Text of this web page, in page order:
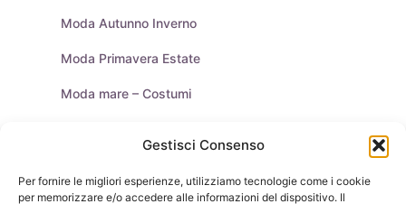
Gestisci Consenso
Per fornire le migliori esperienze, utilizziamo tecnologie come i cookie
per memorizzare e/o accedere alle informazioni del dispositivo. Il
Moda Autunno Inverno
Moda Primavera Estate
Moda mare – Costumi
Purse & Co Social